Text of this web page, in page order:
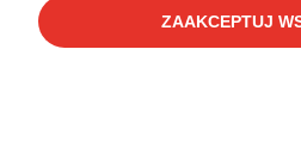
Użytkowanie sklepu oznacza zgodę na
ZAAKCEPTUJ